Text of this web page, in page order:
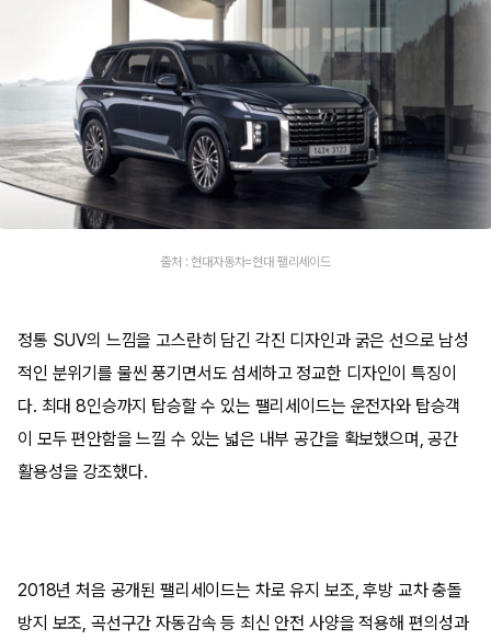
출처 : 현대자동차=현대 팰리세이드
정통 SUV의 느낌을 고스란히 담긴 각진 디자인과 굵은 선으로 남성
적인 분위기를 물씬 풍기면서도 섬세하고 정교한 디자인이 특징이
다. 최대 8인승까지 탑승할 수 있는 팰리세이드는 운전자와 탑승객
이 모두 편안함을 느낄 수 있는 넓은 내부 공간을 확보했으며, 공간
활용성을 강조했다.
2018년 처음 공개된 팰리세이드는 차로 유지 보조, 후방 교차 충돌
방지 보조, 곡선구간 자동감속 등 최신 안전 사양을 적용해 편의성과